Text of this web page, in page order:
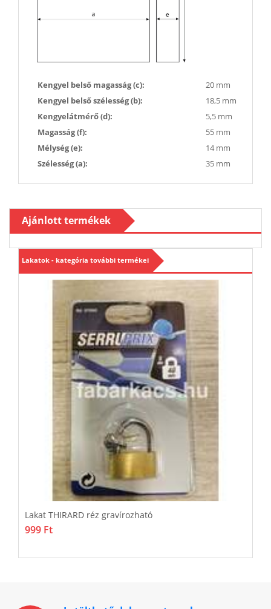
Kengyel belső magasság (c):
20 mm
Kengyel belső szélesség (b):
18,5 mm
Kengyelátmérő (d):
5,5 mm
Magasság (f):
55 mm
Mélység (e):
14 mm
Szélesség (a):
35 mm
Ajánlott termékek
Lakatok - kategória további termékei
Lakat THIRARD réz gravírozható
999 Ft